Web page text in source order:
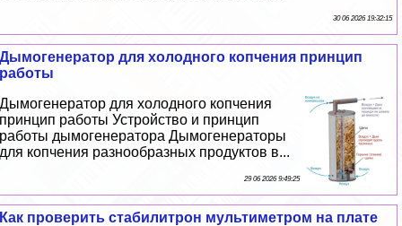
30 06 2026 19:32:15
Дымогенератор для холодного копчения принцип
работы
Дымогенератор для холодного копчения
принцип работы Устройство и принцип
работы дымогенератора Дымогенераторы
для копчения разнообразных продуктов в...
29 06 2026 9:49:25
Как проверить стабилитрон мультиметром на плате